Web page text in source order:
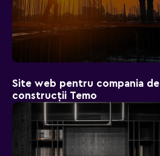
Site web pentru compania de
construcții Temo